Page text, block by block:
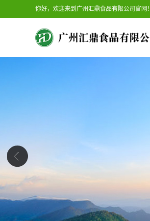
你好，欢迎来到广州汇鼎食品有限公司官网！